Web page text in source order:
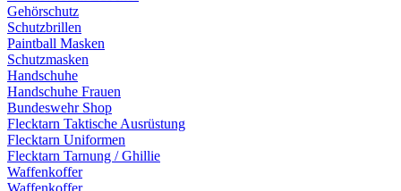
Gehörschutz
Schutzbrillen
Paintball Masken
Schutzmasken
Handschuhe
Handschuhe Frauen
Bundeswehr Shop
Flecktarn Taktische Ausrüstung
Flecktarn Uniformen
Flecktarn Tarnung / Ghillie
Waffenkoffer
Waffenkoffer